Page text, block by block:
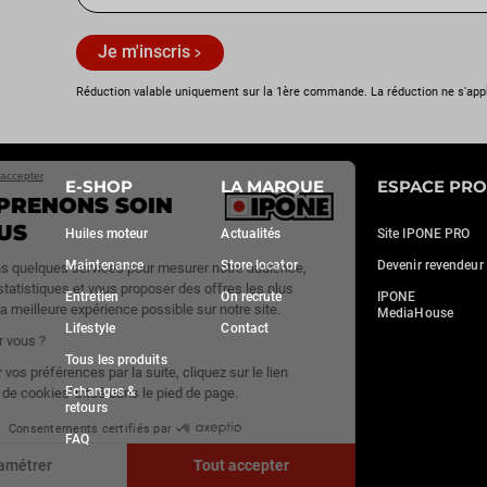
NOUS PRENONS SOIN
DE VOUS
Nous utilisons quelques services pour mesurer notre audience,
générer des statistiques et vous proposer des offres les plus
adaptées et la meilleure expérience possible sur notre site.
C'est OK pour vous ?
Pour modifier vos préférences par la suite, cliquez sur le lien
'Préférences de cookies' situé dans le pied de page.
Consentements certifiés par
Je m'inscris
Réduction valable uniquement sur la 1ère commande. La réduction ne
E-SHOP
Huiles moteur
Maintenance
Entretien
Lifestyle
Tous les produits
Echanges &
retours
FAQ
LA MARQUE
Actualités
Store locator
On recrute
Contact
ESPACE PRO
Site IPONE PRO
Devenir revendeur
IPONE
MediaHouse